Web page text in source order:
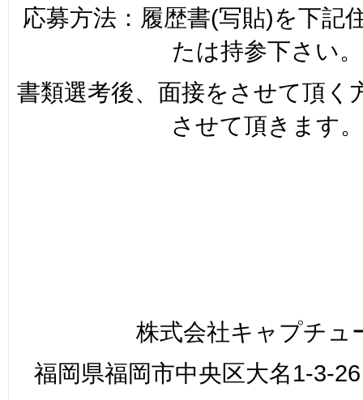
応募方法：履歴書(写貼)を下記
たは持参下さい。
書類選考後、面接をさせて頂く
させて頂きます。
株式会社キャプチュ
福岡県福岡市中央区大名1-3-